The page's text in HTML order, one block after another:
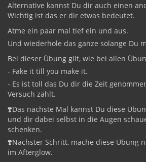
Alternative kannst Du dir auch einen
Wichtig ist das er dir etwas bedeutet.
Atme ein paar mal tief ein und aus.
Und wiederhole das ganze solange Du
Bei dieser Übung gilt, wie bei allen
- Fake it till you make it.
- Es ist toll das Du dir die Zeit
Versuch zählt.
❣️Das nächste Mal kannst Du diese
und dir dabei selbst in die Augen
schenken.
❣️Nächster Schritt, mache diese Übung
im Afterglow.